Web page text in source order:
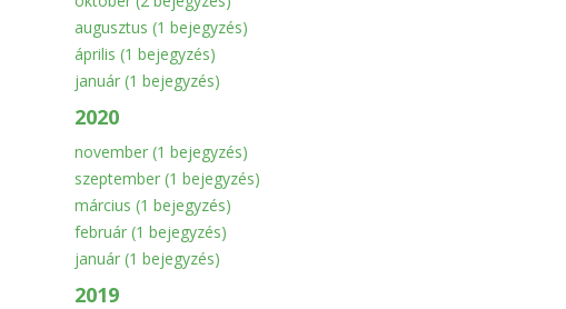
augusztus (1 bejegyzés)
április (1 bejegyzés)
január (1 bejegyzés)
2020
november (1 bejegyzés)
szeptember (1 bejegyzés)
március (1 bejegyzés)
február (1 bejegyzés)
január (1 bejegyzés)
2019